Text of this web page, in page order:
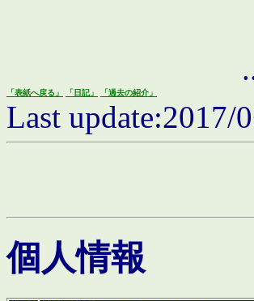
「表紙へ戻る」 「日記」 「過去の紹介」
Last update:2017/
個人情報